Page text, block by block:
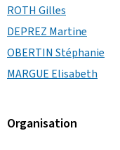
ROTH Gilles
DEPREZ Martine
OBERTIN Stéphanie
MARGUE Elisabeth
Organisation